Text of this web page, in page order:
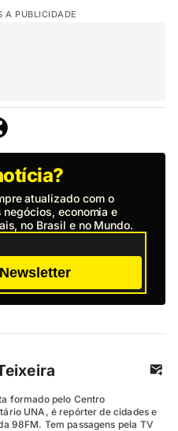
A PUBLICIDADE
atualizado com o
economia e
no Brasil e no Mundo.
formado pelo Centro
UNA, é repórter de cidades e
98FM. Tem passagens pela TV